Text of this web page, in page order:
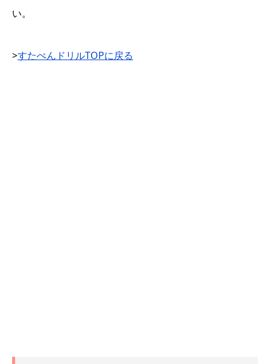
い。
>すたぺんドリルTOPに戻る